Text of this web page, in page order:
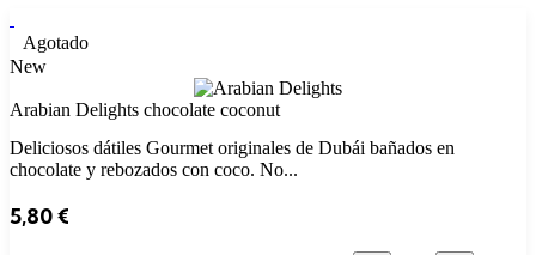
Agotado
New
Arabian Delights chocolate coconut
Deliciosos dátiles Gourmet originales de Dubái bañados en
chocolate y rebozados con coco. No...
5,80€